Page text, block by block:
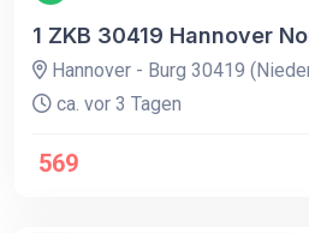
1 ZKB 30419 Hannover
Hannover - Burg 30419
ca. vor 3 Tagen
569